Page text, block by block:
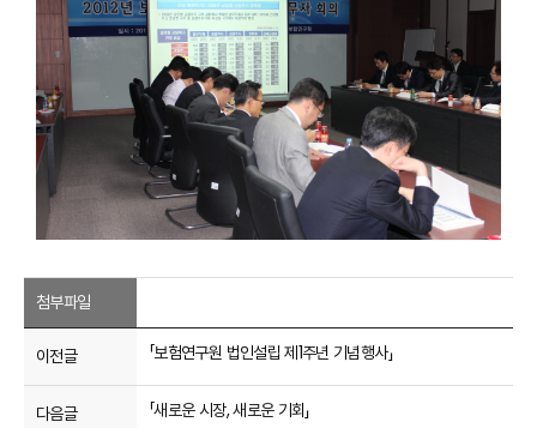
첨부파일
이전글 「보험연구원 법인설립 제1주년 기념행사」
다음글 「새로운 시장, 새로운 기회」